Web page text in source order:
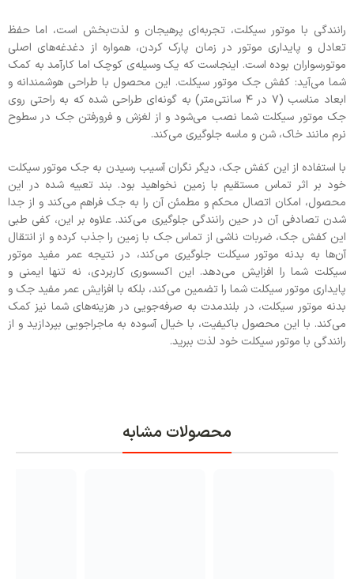
رانندگی با موتور سیکلت، تجربه‌ای پرهیجان و لذت‌بخش است، اما حفظ
تعادل و پایداری موتور در زمان پارک کردن، همواره از دغدغه‌های اصلی
موتورسواران بوده است. اینجاست که یک وسیله‌ی کوچک اما کارآمد به کمک
شما می‌آید: کفش جک موتور سیکلت. این محصول با طراحی هوشمندانه و
ابعاد مناسب (7 در 4 سانتی‌متر) به گونه‌ای طراحی شده که به راحتی روی
جک موتور سیکلت شما نصب می‌شود و از لغزش و فرورفتن جک در سطوح
نرم مانند خاک، شن و ماسه جلوگیری می‌کند.
با استفاده از این کفش جک، دیگر نگران آسیب رسیدن به جک موتور سیکلت
خود بر اثر تماس مستقیم با زمین نخواهید بود. بند تعبیه شده در این
محصول، امکان اتصال محکم و مطمئن آن را به جک فراهم می‌کند و از جدا
شدن تصادفی آن در حین رانندگی جلوگیری می‌کند. علاوه بر این، کفی طبی
این کفش جک، ضربات ناشی از تماس جک با زمین را جذب کرده و از انتقال
آن‌ها به بدنه موتور سیکلت جلوگیری می‌کند، در نتیجه عمر مفید موتور
سیکلت شما را افزایش می‌دهد. این اکسسوری کاربردی، نه تنها ایمنی و
پایداری موتور سیکلت شما را تضمین می‌کند، بلکه با افزایش عمر مفید جک و
بدنه موتور سیکلت، در بلندمدت به صرفه‌جویی در هزینه‌های شما نیز کمک
می‌کند. با این محصول باکیفیت، با خیال آسوده به ماجراجویی بپردازید و از
رانندگی با موتور سیکلت خود لذت ببرید.
محصولات مشابه